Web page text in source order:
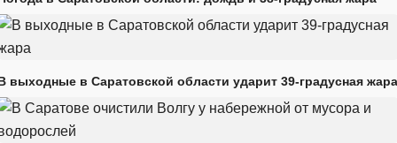
выходные в Саратовской области ударит 39-градусная жара